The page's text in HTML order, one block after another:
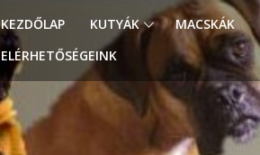
KEZDŐLAP KUTYÁK MACSKÁK
ELÉRHETŐSÉGEINK